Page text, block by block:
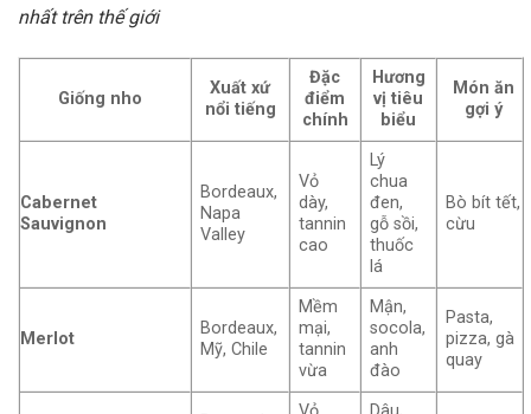
nhất trên thế giới
Giống nho
Xuất xứ
nổi tiếng
Đặc
điểm
chính
Hương
vị tiêu
biểu
Món ăn
gợi ý
Cabernet
Sauvignon
Bordeaux,
Napa
Valley
Vỏ
dày,
tannin
cao
Lý
chua
đen,
gỗ sồi,
thuốc
lá
Bò bít tết,
cừu
Merlot
Bordeaux,
Mỹ, Chile
Mềm
mại,
tannin
vừa
Mận,
socola,
anh
đào
Pasta,
pizza, gà
quay